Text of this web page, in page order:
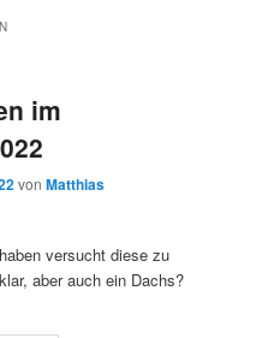
im
vonMatthias
versucht diese zu
aber auch ein Dachs?